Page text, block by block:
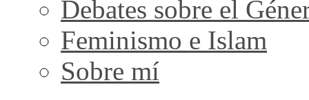
Debates sobre el
Feminismo e Islam
Sobre mí